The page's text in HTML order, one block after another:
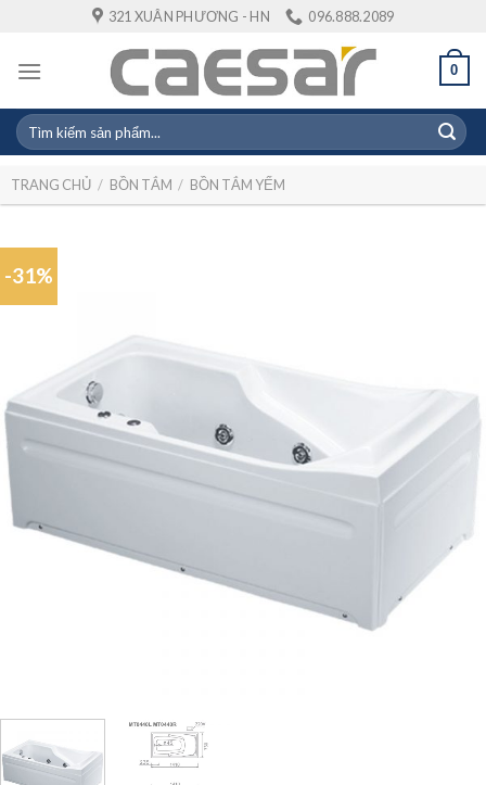
content
321 XUÂN PHƯƠNG - HN 096.888.2089
0
Tìm
kiếm:
TRANG CHỦ / BỒN TẮM / BỒN TẮM YẾM
-31%